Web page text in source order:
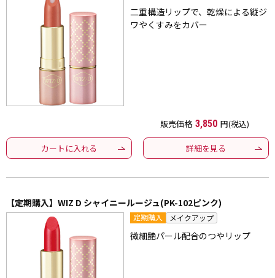
二重構造リップで、乾燥による縦ジ
ワやくすみをカバー
販売価格 3,850 円(税込)
カートに入れる 詳細を見る
【定期購入】WIZ D シャイニールージュ(PK-102ピンク)
定期購入 メイクアップ
微細艶パール配合のつやリップ